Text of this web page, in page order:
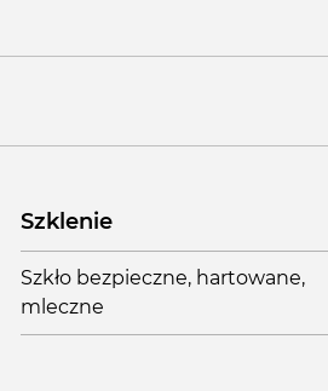
Szklenie
Szkło bezpieczne, hartowane,
mleczne